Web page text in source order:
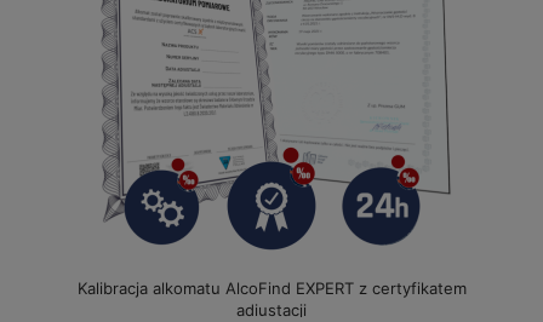
Kalibracja alkomatu AlcoFind EXPERT z certyfikatem
adiustacji